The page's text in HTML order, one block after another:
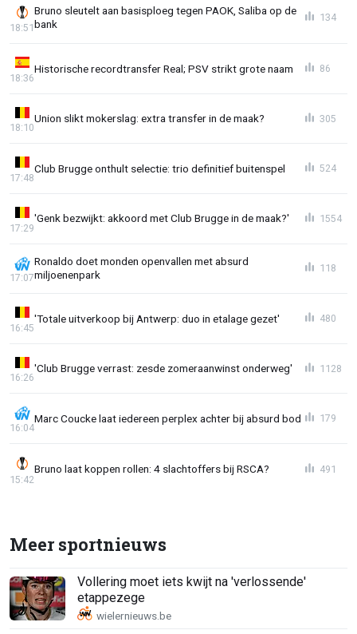
Bruno sleutelt aan basisploeg tegen PAOK, Saliba op de
bank
18:51
134
Historische recordtransfer Real; PSV strikt grote naam
18:36
86
Union slikt mokerslag: extra transfer in de maak?
18:10
305
Club Brugge onthult selectie: trio definitief buitenspel
17:48
524
'Genk bezwijkt: akkoord met Club Brugge in de maak?'
17:29
1554
Ronaldo doet monden openvallen met absurd
miljoenenpark
17:07
118
'Totale uitverkoop bij Antwerp: duo in etalage gezet'
16:45
480
'Club Brugge verrast: zesde zomeraanwinst onderweg'
16:26
1128
Marc Coucke laat iedereen perplex achter bij absurd bod
16:04
179
Bruno laat koppen rollen: 4 slachtoffers bij RSCA?
15:42
491
Meer sportnieuws
Vollering moet iets kwijt na 'verlossende'
etappezege